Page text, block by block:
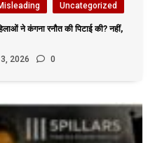
Uncategorized
ने कंगना रनौत की पिटाई की? नहीं,
2026 0